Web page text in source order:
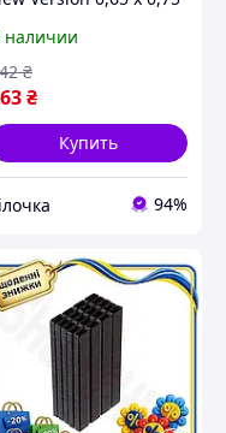
крепежные
N6W_VER
наличии
₴
₴
Купить
94%